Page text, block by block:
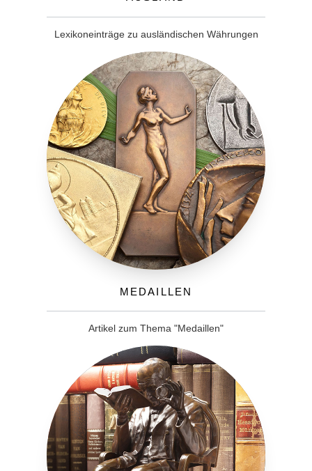
Lexikoneinträge zu ausländischen Währungen
Medaillen
Artikel zum Thema "Medaillen"